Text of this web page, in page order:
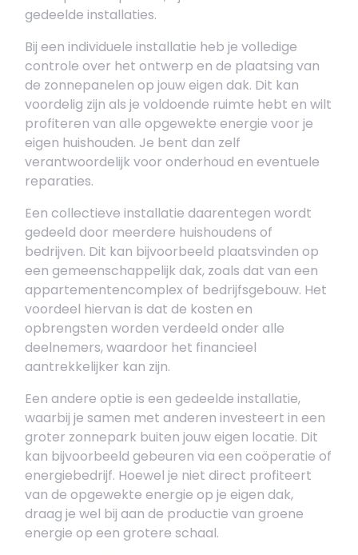
gedeelde installaties.
Bij een individuele installatie heb je volledige
controle over het ontwerp en de plaatsing van
de zonnepanelen op jouw eigen dak. Dit kan
voordelig zijn als je voldoende ruimte hebt en wilt
profiteren van alle opgewekte energie voor je
eigen huishouden. Je bent dan zelf
verantwoordelijk voor onderhoud en eventuele
reparaties.
Een collectieve installatie daarentegen wordt
gedeeld door meerdere huishoudens of
bedrijven. Dit kan bijvoorbeeld plaatsvinden op
een gemeenschappelijk dak, zoals dat van een
appartementencomplex of bedrijfsgebouw. Het
voordeel hiervan is dat de kosten en
opbrengsten worden verdeeld onder alle
deelnemers, waardoor het financieel
aantrekkelijker kan zijn.
Een andere optie is een gedeelde installatie,
waarbij je samen met anderen investeert in een
groter zonnepark buiten jouw eigen locatie. Dit
kan bijvoorbeeld gebeuren via een coöperatie of
energiebedrijf. Hoewel je niet direct profiteert
van de opgewekte energie op je eigen dak,
draag je wel bij aan de productie van groene
energie op een grotere schaal.